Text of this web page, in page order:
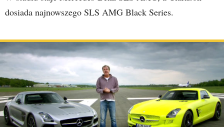
dosiada najnowszego SLS AMG Black Series.